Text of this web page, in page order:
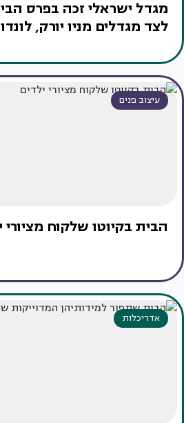
מגדל ישראלי זכה בפרס
לצד מגדלים מניו יורק,
עיצוב פנים
הבית בקיוטו שלקוח מציורי
אדריכלות